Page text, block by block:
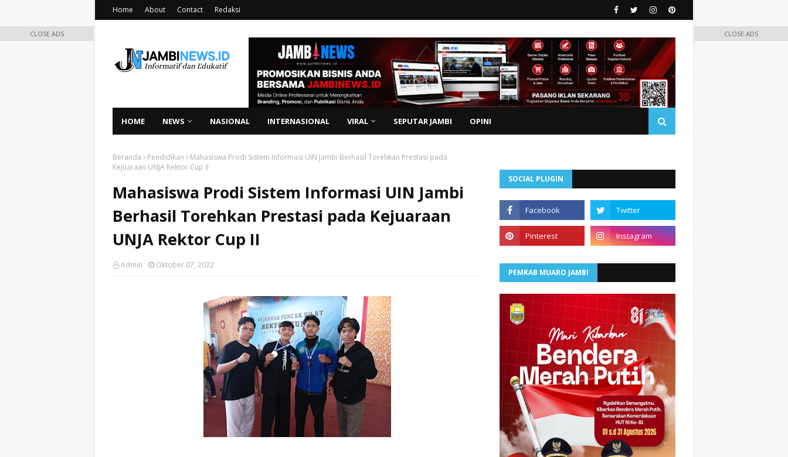
Home About Contact Redaksi
HOME NEWS NASIONAL INTERNASIONAL VIRAL SEPUTAR JAMBI OPINI
Beranda Pendidikan
Mahasiswa Prodi Sistem Informasi UIN Jambi Berhasil Torehkan Prestasi pada
Kejuaraan UNJA Rektor Cup II
Mahasiswa Prodi Sistem Informasi UIN Jambi
Berhasil Torehkan Prestasi pada Kejuaraan
UNJA Rektor Cup II
Admin Oktober 07, 2022
CLOSE ADS CLOSE ADS
SOCIAL PLUGIN
PEMKAB MUARO JAMBI